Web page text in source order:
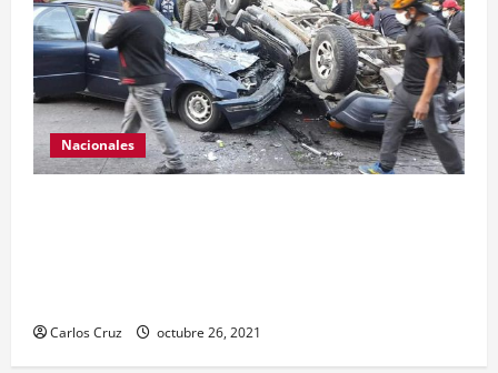
Nacionales
Carlos Cruz octubre 26, 2021